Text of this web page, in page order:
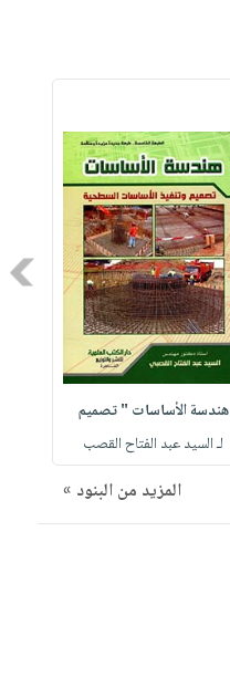
هندسة الأساسات " تصميم
لـ السيد عبد الفتاح القصب
المزيد من البنود »